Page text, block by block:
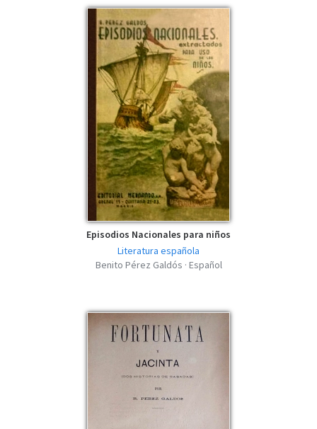
Episodios Nacionales para niños
Literatura española
Benito Pérez Galdós · Español